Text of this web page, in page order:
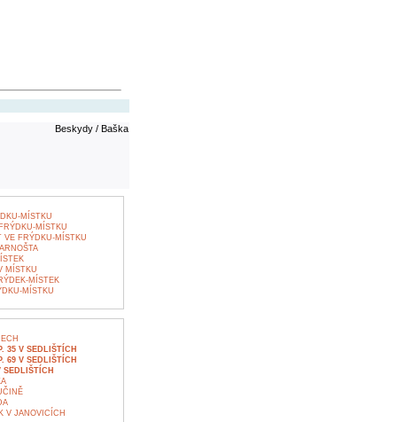
Beskydy / Baška
MÍSTKU
MÍSTKU
FRÝDKU-MÍSTKU
MÍSTKU
MÍSTEK
MÍSTKU
35 V SEDLIŠTÍCH
69 V SEDLIŠTÍCH
V JANOVICÍCH